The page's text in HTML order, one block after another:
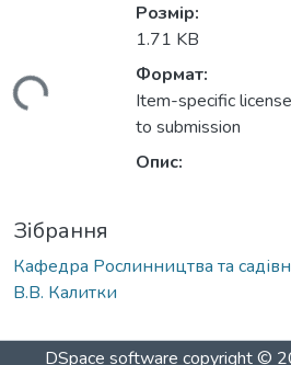
Розмір:
1.71 KB
Формат:
Item-specific
to submission
Опис:
Зібрання
Кафедра Рослинництва та
В.В. Калитки
DSpace software copyright ©